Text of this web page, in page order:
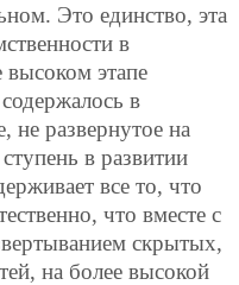
Это единство, эта
в
высоком этапе
в
не развернутое на
в развитии
все то, что
что вместе с
скрытых,
на более высокой